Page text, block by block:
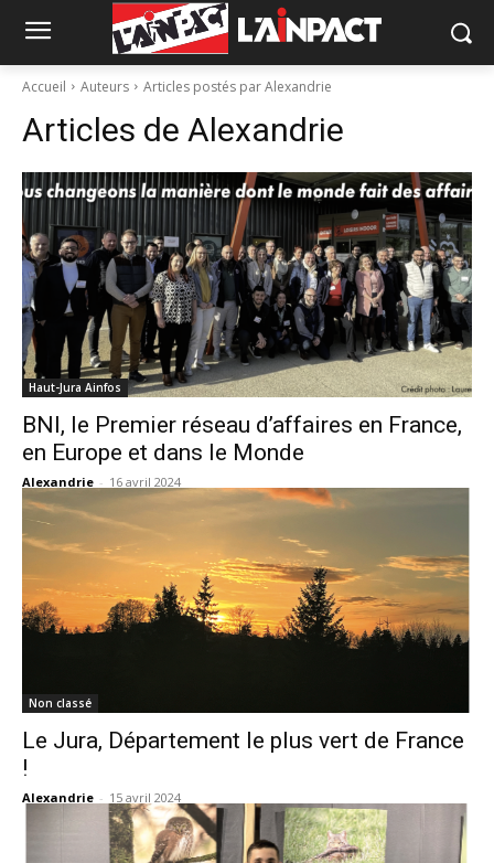
Accueil Auteurs Articles postés par Alexandrie
Articles de Alexandrie
Haut-Jura Ainfos
BNI, le Premier réseau d’affaires en France,
en Europe et dans le Monde
Alexandrie - 16 avril 2024
Non classé
Le Jura, Département le plus vert de France
!
Alexandrie - 15 avril 2024